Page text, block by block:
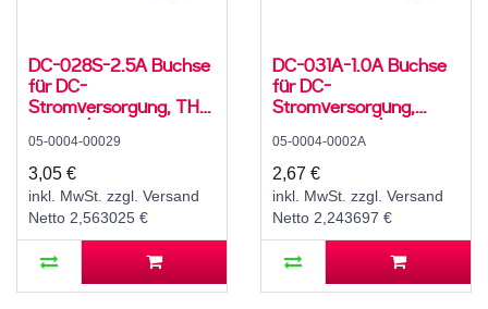
DC-028S-2.5A Buchse
für DC-
Stromversorgung, THT,
für 5,5 / 2,5 mm
Hohlstecker, 24 V, 5 A,
90°, -20..70 °C
05-0004-00029
3,05 €
inkl. MwSt. zzgl. Versand
Netto 2,563025 €
DC-031A-1.0A Buchse
für DC-
Stromversorgung,
SMD, für 3,5 / 1,1 mm
Hohlstecker, 30 V, 500
mA, 90°, -20..70 °C
05-0004-0002A
2,67 €
inkl. MwSt. zzgl. Versand
Netto 2,243697 €